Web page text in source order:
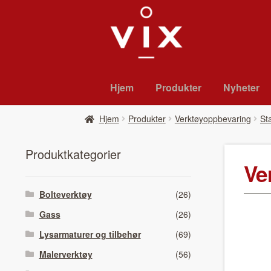
til
navigasjon
til
innhold
Hjem Pro­duk­ter Nyheter
Hjem Pro­duk­ter Verktøyoppbevaring
Pro­duk­tkat­e­gori­er
Bolteverktøy
(26)
Gass
(26)
Lysarmaturer og tilbehør
(69)
Malerverktøy
(56)